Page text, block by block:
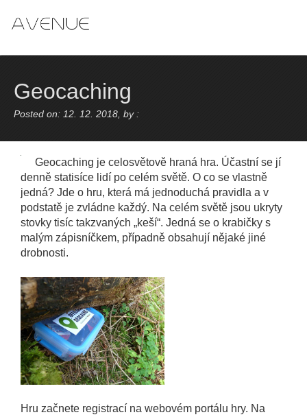
Geocaching
Posted on: 12. 12. 2018, by :
Geocaching je celosvětově hraná hra. Účastní se jí
denně statisíce lidí po celém světě. O co se vlastně
jedná? Jde o hru, která má jednoduchá pravidla a v
podstatě je zvládne každý. Na celém světě jsou ukryty
stovky tisíc takzvaných „keší“. Jedná se o krabičky s
malým zápisníčkem, případně obsahují nějaké jiné
drobnosti.
Hru začnete registrací na webovém portálu hry. Na